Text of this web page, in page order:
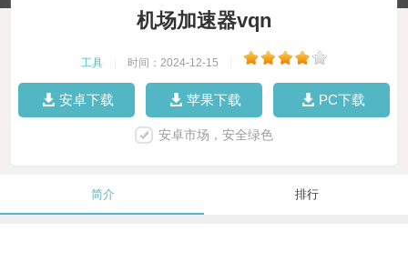
机场加速器vqn
工具 时间：2024-12-15
安卓下载 苹果下载 PC下载
安卓市场，安全绿色
简介 排行